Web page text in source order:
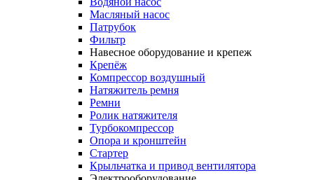
Масляный насос
Патрубок
Фильтр
Навесное оборудование и крепеж
Крепёж
Компрессор воздушный
Натяжитель ремня
Ремни
Ролик натяжителя
Турбокомпрессор
Опора и кронштейн
Стартер
Крыльчатка и привод вентилятора